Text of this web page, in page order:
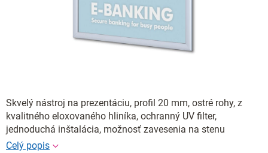
Skvelý nástroj na prezentáciu, profil 20 mm, ostré rohy, z
kvalitného eloxovaného hliníka, ochranný UV filter,
jednoduchá inštalácia, možnosť zavesenia na stenu